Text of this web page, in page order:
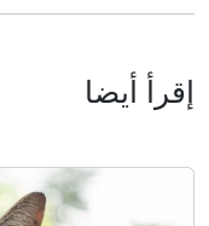
إقرأ أيضا